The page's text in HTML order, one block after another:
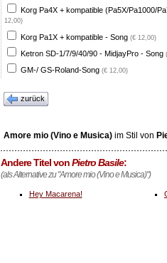
Korg Pa4X + kompatible (Pa5X/Pa1000/
12,00)
Korg Pa1X + kompatible - Song (€ 12,00)
Ketron SD-1/7/9/40/90 - MidjayPro - Song
GM-/ GS-Roland-Song (€ 12,00)
zurück
Amore mio (Vino e Musica)im Stil von
Andere Titel vonPietro Basile:
(als Alternative zu "Amore mio (Vino e Musica)")
Hey Macarena!